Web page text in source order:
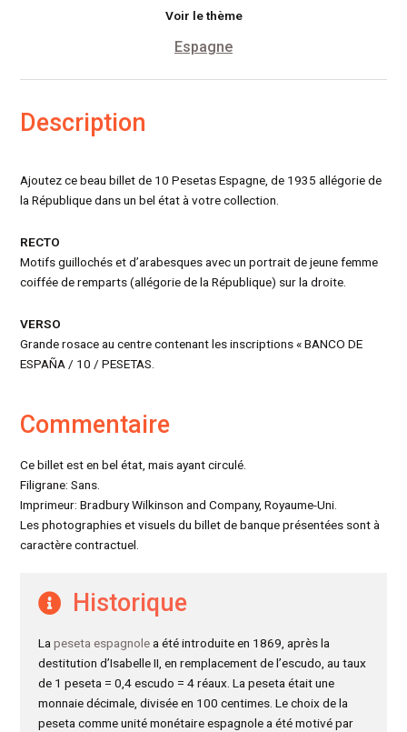
Voir le thème
Espagne
Description
Ajoutez ce beau billet de 10 Pesetas Espagne, de 1935 allégorie de
la République dans un bel état à votre collection.
RECTO
Motifs guillochés et d’arabesques avec un portrait de jeune femme
coiffée de remparts (allégorie de la République) sur la droite.
VERSO
Grande rosace au centre contenant les inscriptions « BANCO DE
ESPAÑA / 10 / PESETAS.
Commentaire
Ce billet est en bel état, mais ayant circulé.
Filigrane: Sans.
Imprimeur: Bradbury Wilkinson and Company, Royaume-Uni.
Les photographies et visuels du billet de banque présentées sont à
caractère contractuel.
Historique
Lapeseta espagnolea été introduite en 1869, après la
destitution d’Isabelle II, en remplacement de l’escudo, au taux
de 1 peseta = 0,4 escudo = 4 réaux. La peseta était une
monnaie décimale, divisée en 100 centimes. Le choix de la
peseta comme unité monétaire espagnole a été motivé par